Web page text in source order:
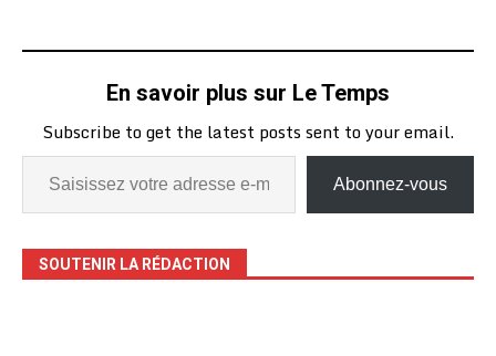
En savoir plus sur Le Temps
Subscribe to get the latest posts sent to your email.
Abonnez-vous
SOUTENIR LA RÉDACTION